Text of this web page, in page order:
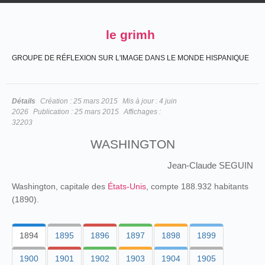
le grimh
GROUPE DE RÉFLEXION SUR L'IMAGE DANS LE MONDE HISPANIQUE
Détails Création : 25 mars 2015 Mis à jour : 4 juin
2026 Publication : 25 mars 2015 Affichages :
32203
WASHINGTON
Jean-Claude SEGUIN
Washington, capitale des États-Unis , compte 188.932 habitants
(1890).
1894 1895 1896 1897 1898 1899
1900 1901 1902 1903 1904 1905